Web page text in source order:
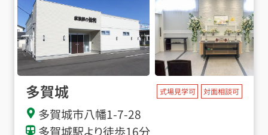
多賀城 式場見学可 対面相談可
多賀城市八幡1-7-28
多賀城駅より徒歩16分